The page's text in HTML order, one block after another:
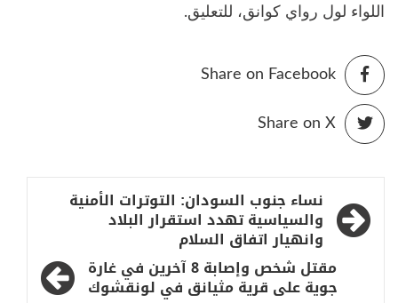
اللواء لول رواي كوانق، للتعليق.
Share on Facebook
Share on X
تصفّح
المقالات
نساء جنوب السودان: التوترات الأمنية
والسياسية تهدد استقرار البلاد
وانهيار اتفاق السلام
مقتل شخص وإصابة 8 آخرين في غارة
جوية على قرية مثيانق في لونقشوك